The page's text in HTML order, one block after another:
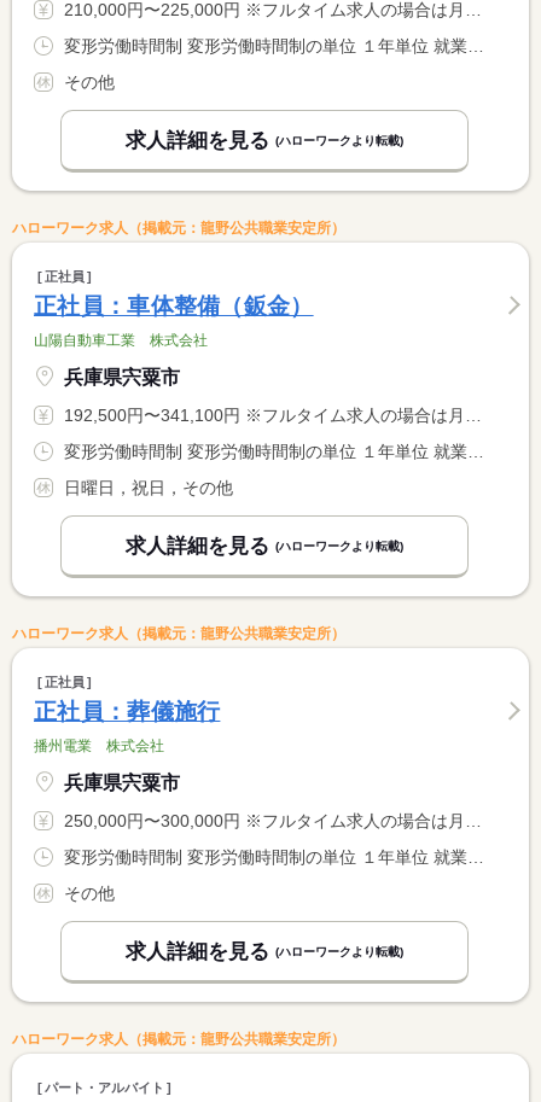
210,000円〜225,000円 ※フルタイム求人の場合は月額（換算額）、パート求人の場合は時間額を表示しています。
その他
求人詳細を見る (ハローワークより転載)
ハローワーク求人（掲載元：龍野公共職業安定所）
正社員
正社員：車体整備（鈑金）
山陽自動車工業 株式会社
兵庫県宍粟市
192,500円〜341,100円 ※フルタイム求人の場合は月額（換算額）、パート求人の場合は時間額を表示しています。
日曜日，祝日，その他
求人詳細を見る (ハローワークより転載)
ハローワーク求人（掲載元：龍野公共職業安定所）
正社員
正社員：葬儀施行
播州電業 株式会社
兵庫県宍粟市
250,000円〜300,000円 ※フルタイム求人の場合は月額（換算額）、パート求人の場合は時間額を表示しています。
その他
求人詳細を見る (ハローワークより転載)
ハローワーク求人（掲載元：龍野公共職業安定所）
パート・アルバイト